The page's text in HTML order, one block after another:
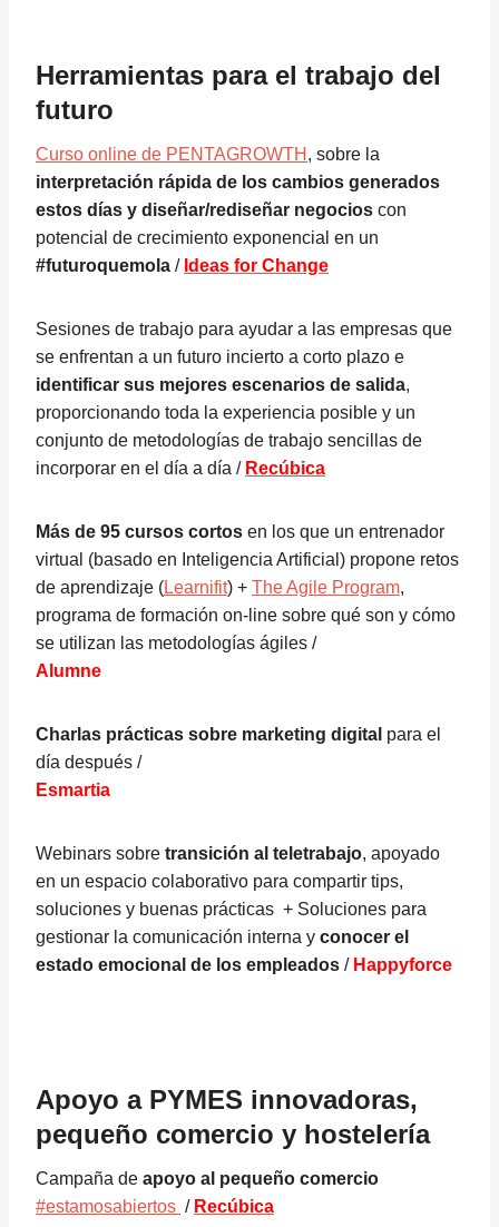
Herramientas para el trabajo del
futuro
Curso online de PENTAGROWTH , sobre la
interpretación rápida de los cambios generados
estos días y diseñar/rediseñar negocios con
potencial de crecimiento exponencial en un
#futuroquemola / Ideas for Change
Sesiones de trabajo para ayudar a las empresas que
se enfrentan a un futuro incierto a corto plazo e
identificar sus mejores escenarios de salida,
proporcionando toda la experiencia posible y un
conjunto de metodologías de trabajo sencillas de
incorporar en el día a día / Recúbica
Más de 95 cursos cortos en los que un entrenador
virtual (basado en Inteligencia Artificial) propone retos
de aprendizaje (Learnifit) + The Agile Program,
programa de formación on-line sobre qué son y cómo
se utilizan las metodologías ágiles /
Alumne
Charlas prácticas sobre marketing digital para el
día después /
Esmartia
Webinars sobre transición al teletrabajo, apoyado
en un espacio colaborativo para compartir tips,
soluciones y buenas prácticas + Soluciones para
gestionar la comunicación interna y conocer el
estado emocional de los empleados / Happyforce
Apoyo a PYMES innovadoras,
pequeño comercio y hostelería
Campaña de apoyo al pequeño comercio
#estamosabiertos / Recúbica